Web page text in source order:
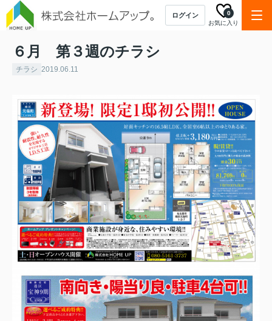
ログイン
お気に入り
0
６月 第３週のチラシ
チラシ 2019.06.11